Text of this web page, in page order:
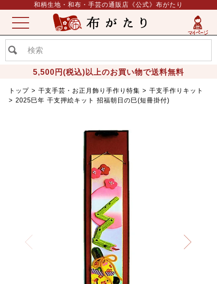
和柄生地・和布・手芸の通販店《公式》布がたり
5,500円(税込)以上のお買い物で送料無料
ME
NU
トップ 干支手芸・お正月飾り手作り特集
干支手作りキット
2025巳年 干支押絵キット 招福朝日の巳(短冊掛付)